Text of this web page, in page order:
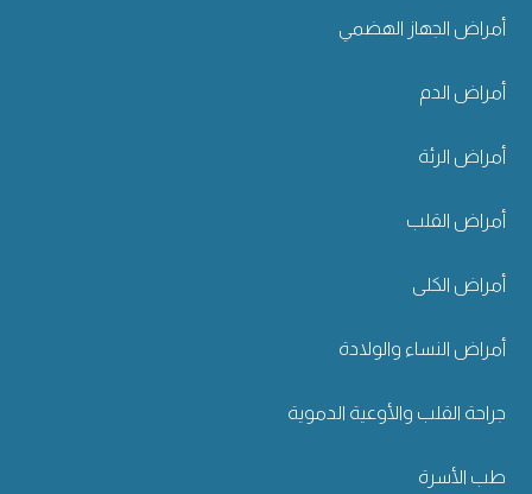
أمراض الجهاز الهضمي
أمراض الدم
أمراض الرئة
أمراض القلب
أمراض الكلى
أمراض النساء والولادة
جراحة القلب والأوعية الدموية
طب الأسرة